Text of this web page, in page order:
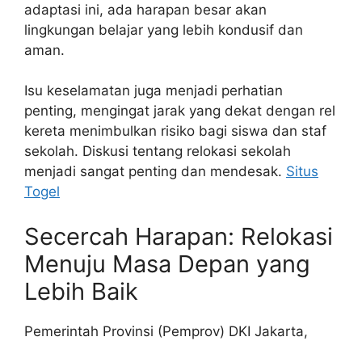
adaptasi ini, ada harapan besar akan
lingkungan belajar yang lebih kondusif dan
aman.
Isu keselamatan juga menjadi perhatian
penting, mengingat jarak yang dekat dengan rel
kereta menimbulkan risiko bagi siswa dan staf
sekolah. Diskusi tentang relokasi sekolah
menjadi sangat penting dan mendesak. Situs
Togel
Secercah Harapan: Relokasi
Menuju Masa Depan yang
Lebih Baik
Pemerintah Provinsi (Pemprov) DKI Jakarta,